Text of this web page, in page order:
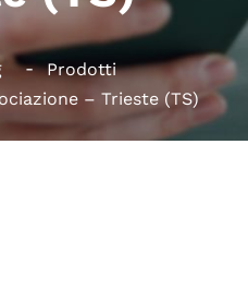
Prodotti
– Trieste (TS)